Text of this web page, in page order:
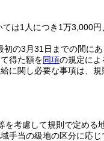
ては1人につき1万3,000円
の3月31日までの間に
得た額を同項の規定によ
に関し必要な事項は、規
考慮して規則で定める
手当の級地の区分に応じ